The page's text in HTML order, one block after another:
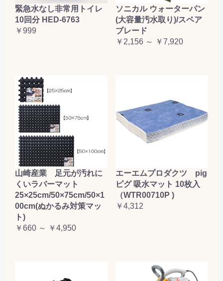
緊急水なし非常用トイレ
10回分 HED-6763
￥999
ソニカル ウォーターパン
(大容量汚水取り)/スペア
ブレード
￥2,156 ～ ￥7,920
山崎産業 足元が汚れに
くいラバーマット
25×25cm/50×75cm/50×1
00cm(ぬかるみ対策マッ
ト)
￥660 ～ ￥4,950
エーエムプロダクツ pig
ピグ 吸水マット 10枚入
（WTR00710P )
￥4,312